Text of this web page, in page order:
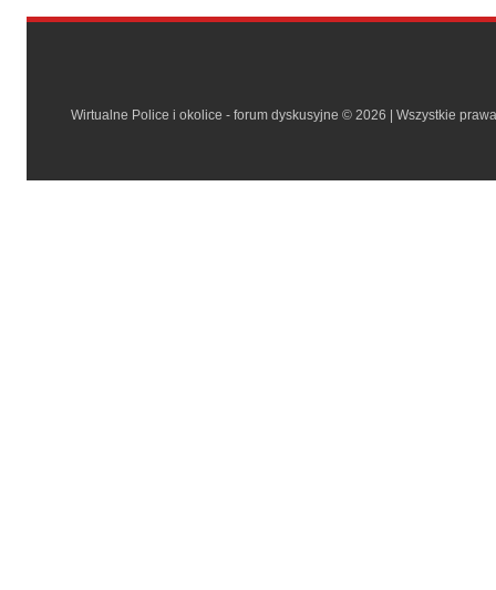
Wirtualne Police i okolice - forum dyskusyjne © 2026 | Wszystkie